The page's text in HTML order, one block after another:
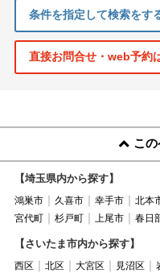
条件を指定して検索をす
直接お問合せ・web予約
こ
【埼玉県内から探す】
鴻巣市 久喜市 幸手市 北本
宮代町
杉戸町 上尾市 春日
【さいたま市内から探す】
西区 北区 大宮区 見沼区